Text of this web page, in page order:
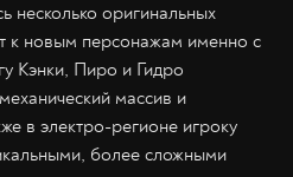
несколько оригинальных
к новым персонажам именно с
Кэнки, Пиро и Гидро
массив и
в электро-регионе игроку
более сложными